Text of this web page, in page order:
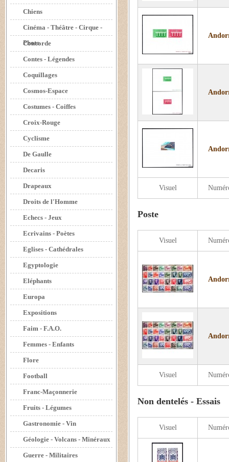
Chiens
Cinéma - Théâtre - Cirque -
Photo
Concorde
Contes - Légendes
Coquillages
Cosmos-Espace
Costumes - Coiffes
Croix-Rouge
Cyclisme
De Gaulle
Decaris
Drapeaux
Droits de l'Homme
Echecs - Jeux
Ecrivains - Poètes
Eglises - Cathédrales
Egyptologie
Eléphants
Europa
Expositions
Faim - F.A.O.
Femmes - Enfants
Flore
Football
Franc-Maçonnerie
Fruits - Légumes
Gastronomie - Vin
Géologie - Volcans - Minéraux
Guerre - Militaires
Visuel
Poste
Visuel
Visuel
Non dentelés - Essais
Visuel